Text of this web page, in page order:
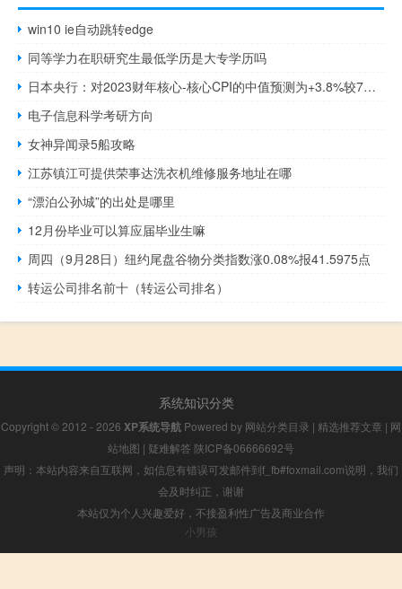
win10 ie自动跳转edge
同等学力在职研究生最低学历是大专学历吗
日本央行：对2023财年核心-核心CPI的中值预测为+3.8%较7月的+3.2%有所增加；对2024财年核心-核心CPI的中值预测为+1.9%较7月的+1.7%有所增加
电子信息科学考研方向
女神异闻录5船攻略
江苏镇江可提供荣事达洗衣机维修服务地址在哪
“漂泊公孙城”的出处是哪里
12月份毕业可以算应届毕业生嘛
周四（9月28日）纽约尾盘谷物分类指数涨0.08%报41.5975点
转运公司排名前十（转运公司排名）
系统知识分类
Copyright © 2012 - 2026 XP系统导航 Powered by 网站分类目录 | 精选推荐文章 | 网
站地图 | 疑难解答 陕ICP备06666692号
声明：本站内容来自互联网，如信息有错误可发邮件到f_fb#foxmail.com说明，我们
会及时纠正，谢谢
本站仅为个人兴趣爱好，不接盈利性广告及商业合作
小男孩